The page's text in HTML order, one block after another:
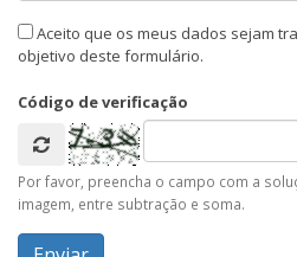
Aceito que os meus dados sejam
objetivo deste formulário.
Código de verificação
Por favor, preencha o campo com a
imagem, entre subtração e soma.